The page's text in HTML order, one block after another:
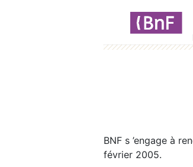
BNF s ’engage à
février 2005.